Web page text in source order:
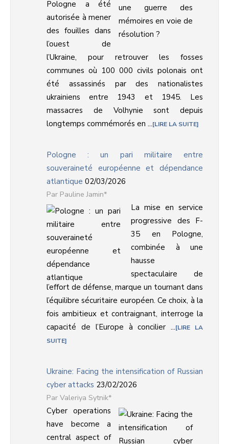
Pologne a été
autorisée à mener
des fouilles dans
l’ouest de
l’Ukraine, pour retrouver les fosses
communes où 100 000 civils polonais ont
été assassinés par des nationalistes
ukrainiens entre 1943 et 1945. Les
massacres de Volhynie sont depuis
longtemps commémorés en ... LIRE LA SUITE
Pologne : un pari militaire entre
souveraineté européenne et dépendance
atlantique 02/03/2026
Pauline Jamin*
La mise en service
progressive des F-
35 en Pologne,
combinée à une
hausse
spectaculaire de
l’effort de défense, marque un tournant dans
l’équilibre sécuritaire européen. Ce choix, à la
fois ambitieux et contraignant, interroge la
capacité de l’Europe à concilier ... LIRE LA
SUITE
Ukraine: Facing the intensification of Russian
cyber attacks 23/02/2026
Valeriya Sytnik*
Cyber operations
have become a
central aspect of